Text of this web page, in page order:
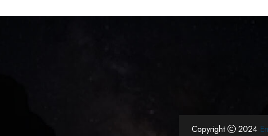
Copyright 2024